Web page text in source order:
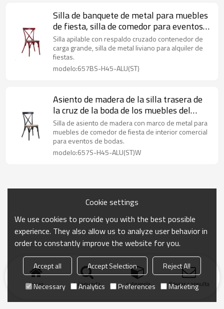
Silla de banquete de metal para muebles
de fiesta, silla de comedor para eventos
de gran tamaño con espalda cruzada
Silla apilable con respaldo cruzado contenedor de
carga grande, silla de metal liviano para alquiler de
fiestas.
modelo:657BS-H45-ALU(ST)
Asiento de madera de la silla trasera de
la cruz de la boda de los muebles del
partido interior para el acontecimiento
del partido
Silla de asiento de madera con marco de metal para
muebles de comedor de fiesta de interior comercial
para eventos de bodas.
modelo:657S-H45-ALU(ST)W
Inicio búsqueda categoría Enviar consulta
Cookie settings
We use cookies to provide you with the best possible
experience. They also allow us to analyze user behavior in
order to constantly improve the website for you.
Accept all Accept Selection
Reject All
Necessary
Analytics Preferences Marketing